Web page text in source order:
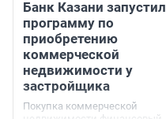
Банк Казани запустил
программу по
приобретению
коммерческой
недвижимости у
застройщика
Покупка коммерческой